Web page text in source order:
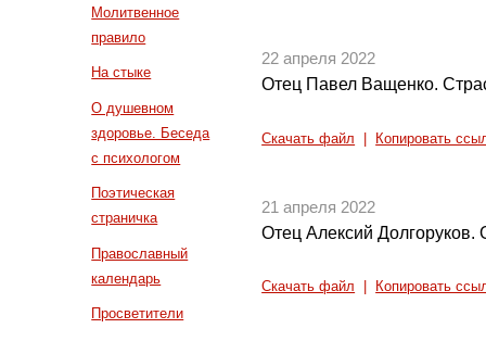
Молитвенное
правило
На стыке
О душевном
здоровье. Беседа
с психологом
Поэтическая
страничка
Православный
календарь
Просветители
22 апреля 2022
Отец Павел Ващенко.
Скачать файл Копировать
21 апреля 2022
Отец Алексий Долгоруков.
Скачать файл Копировать